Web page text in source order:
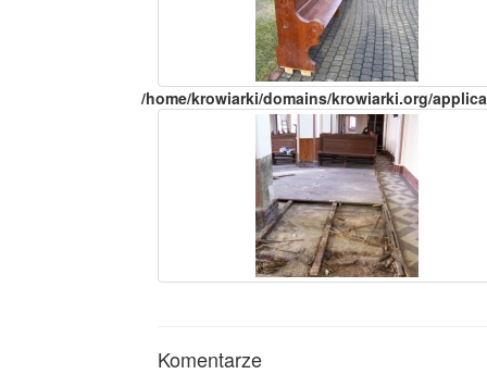
/home/krowiarki/domains/krowiarki.org/
Komentarze